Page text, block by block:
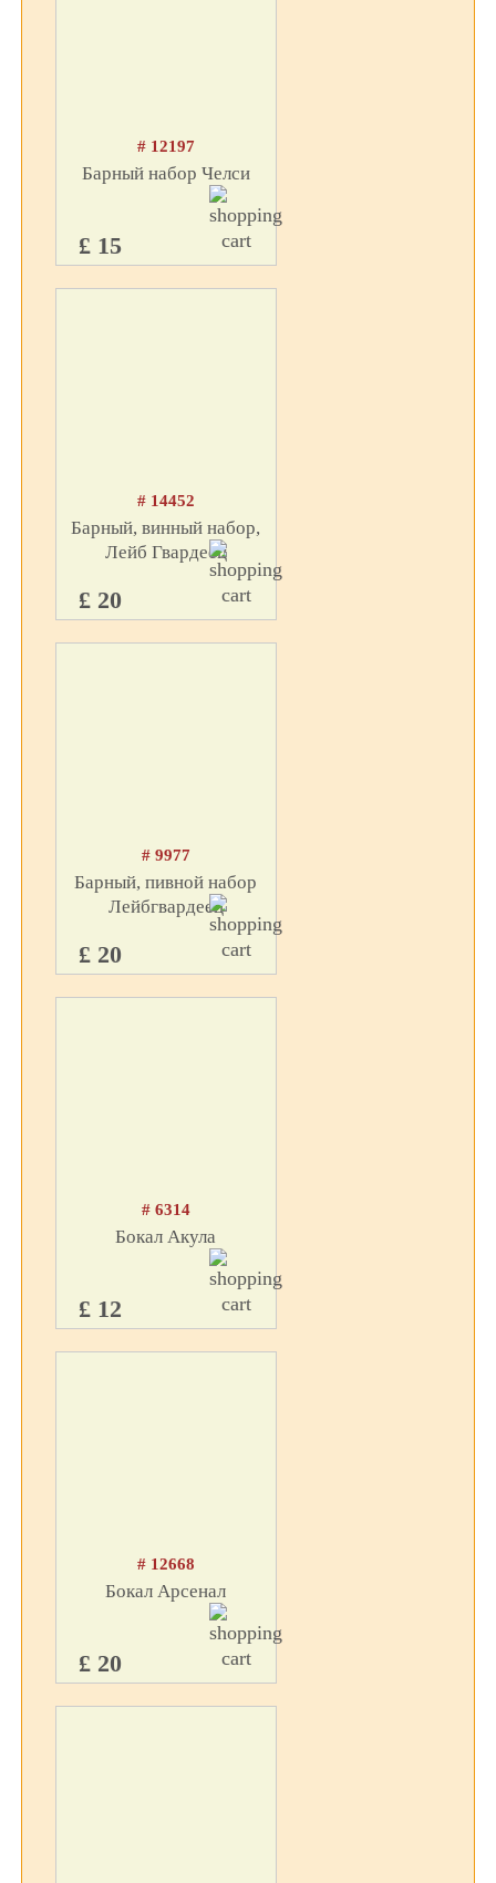
# 12197
Барный набор Челси
£ 15
# 14452
Барный, винный набор,
Лейб Гвардеец
£ 20
# 9977
Барный, пивной набор
Лейбгвардеец
£ 20
# 6314
Бокал Акула
£ 12
# 12668
Бокал Арсенал
£ 20